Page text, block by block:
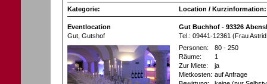
Kategorie: Location / Kurzinformation:
Eventlocation
Gut, Gutshof
Gut Buchhof - 93326
Tel.: 09441-12361 (Frau
Personen:
80 - 250
Räume:
1
Zur Miete:
ja
Mietkosten: auf Anfrage